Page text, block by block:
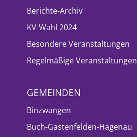
Berichte-Archiv
KV-Wahl 2024
Besondere Veranstaltungen
Regelmäßige Veranstaltungen
GEMEINDEN
Binzwangen
Buch-Gastenfelden-Hagenau